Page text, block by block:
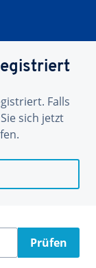
Falls
sich jetzt
Prüfen